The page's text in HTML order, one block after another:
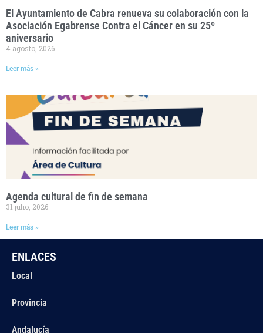
El Ayuntamiento de Cabra renueva su colaboración con la
Asociación Egabrense Contra el Cáncer en su 25º
aniversario
4 agosto, 2026
Leer más »
Agenda cultural de fin de semana
31 julio, 2026
Leer más »
ENLACES
Local
Provincia
Andalucía